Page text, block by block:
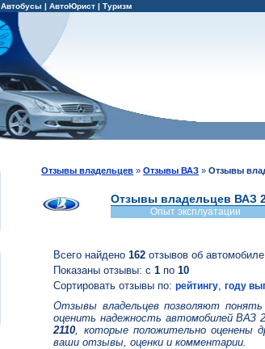
Автобусы | АвтоЮрист | Туризм
Отзывы владельцев »Отзывы ВАЗ »Отзывы
Отзывы владельцев ВАЗ
Опыт эксплуатации
Всего найдено162 отзывов об автомобиле
Показаны отзывы: с1 по10
Сортировать отзывы по:рейтингу,году
Отзывы владельцев позволяют
оценить надежность автомобилей ВАЗ
2110, которые положительно оценены
ваши отзывы, оценки и комментарии.